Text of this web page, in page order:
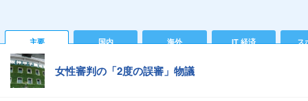
主要 国内 海外 IT 経済 ス
女性審判の「2度の誤審」物議